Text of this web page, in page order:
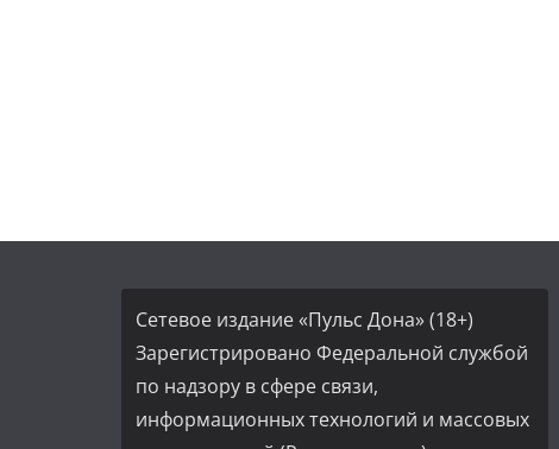
Сетевое издание «Пульс Дона» (18+)
Зарегистрировано Федеральной службой
по надзору в сфере связи,
информационных технологий и массовых